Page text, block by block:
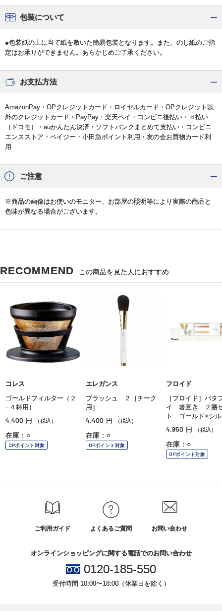
包装について
●包装紙の上に当て紙を敷いた簡易包装となります。また、のし紙のご指
定はお承りができません。あらかじめご了承ください。
お支払方法
AmazonPay・OPクレジットカード・ロイヤルカード・OPクレジット以
外のクレジットカード・PayPay・楽天ペイ・コンビニ後払い・ｄ払い
（ドコモ）・auかんたん決済・ソフトバンクまとめて支払い・コンビニ
エンスストア・ペイジー・小田急ポイント利用・友の会お買物カード利
用
ご注意
※商品の画像はお使いのモニター、お部屋の照明等により実際の商品と
色味が異なる場合がございます。
RECOMMEND この商品を見た人におすすめ
コレス
ゴールドフィルター（２
−４杯用）
4,400 円 （税込）
在庫：○
OPポイント対象
エレガンス
ブラッシュ ２［チーク
用］
4,400 円 （税込）
在庫：○
OPポイント対象
フロイド
［フロイド］バタ
イ 箸置き ２膳
ト ゴールド×シ
4,950 円 （税込）
在庫：○
OPポイント対象
ご利用ガイド よくあるご質問 お問い合わせ
オンラインショッピングに関する電話でのお問い合わせ
0120-185-550
受付時間 10:00〜18:00（休業日を除く）